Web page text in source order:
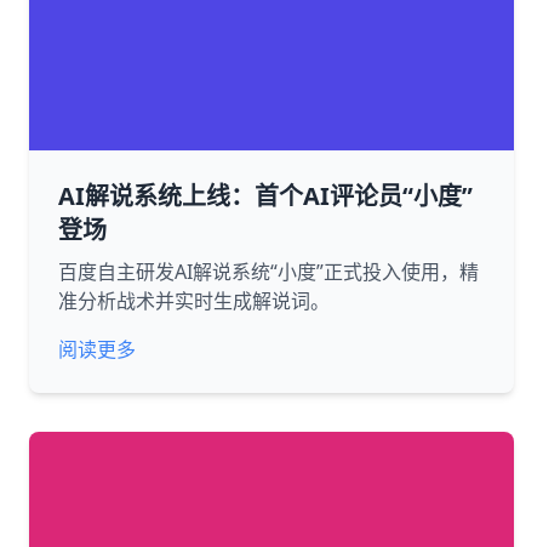
AI解说系统上线：首个AI评论员“小度”
登场
百度自主研发AI解说系统“小度”正式投入使用，精
准分析战术并实时生成解说词。
阅读更多